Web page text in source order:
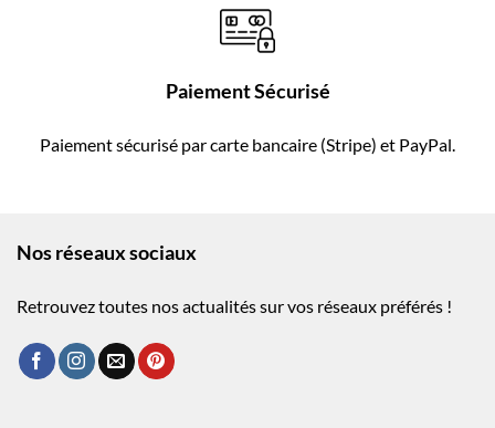
Paiement Sécurisé
Paiement sécurisé par carte bancaire (Stripe) et PayPal.
Nos réseaux sociaux
Retrouvez toutes nos actualités sur vos réseaux préférés !